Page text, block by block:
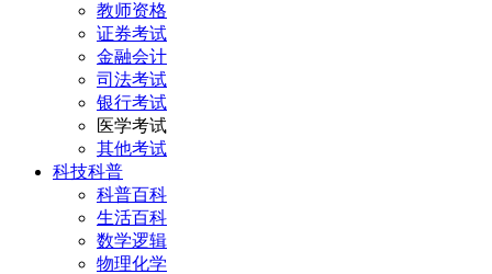
教师资格
证券考试
金融会计
司法考试
银行考试
医学考试
其他考试
科技科普
科普百科
生活百科
数学逻辑
物理化学